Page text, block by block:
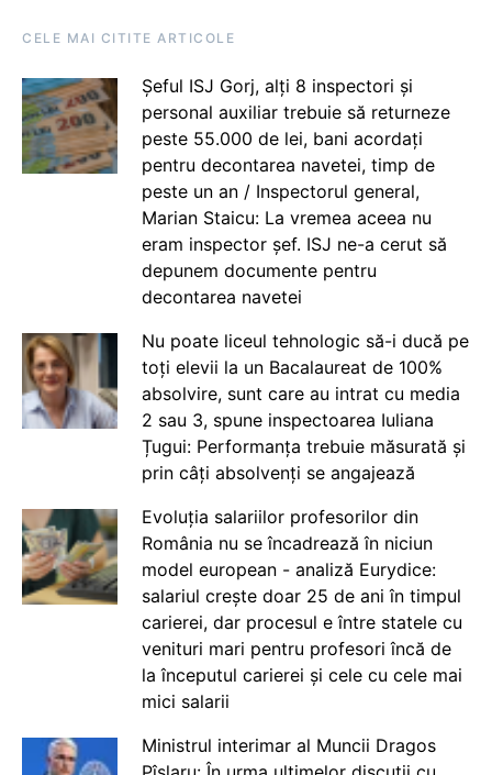
CELE MAI CITITE ARTICOLE
Șeful ISJ Gorj, alți 8 inspectori și
personal auxiliar trebuie să returneze
peste 55.000 de lei, bani acordați
pentru decontarea navetei, timp de
peste un an / Inspectorul general,
Marian Staicu: La vremea aceea nu
eram inspector șef. ISJ ne-a cerut să
depunem documente pentru
decontarea navetei
Nu poate liceul tehnologic să-i ducă pe
toți elevii la un Bacalaureat de 100%
absolvire, sunt care au intrat cu media
2 sau 3, spune inspectoarea Iuliana
Țugui: Performanța trebuie măsurată și
prin câți absolvenți se angajează
Evoluția salariilor profesorilor din
România nu se încadrează în niciun
model european - analiză Eurydice:
salariul crește doar 25 de ani în timpul
carierei, dar procesul e între statele cu
venituri mari pentru profesori încă de
la începutul carierei și cele cu cele mai
mici salarii
Ministrul interimar al Muncii Dragos